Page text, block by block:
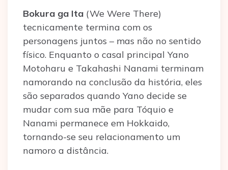
Bokura ga Ita (We Were There)
tecnicamente termina com os
personagens juntos – mas não no sentido
físico. Enquanto o casal principal Yano
Motoharu e Takahashi Nanami terminam
namorando na conclusão da história, eles
são separados quando Yano decide se
mudar com sua mãe para Tóquio e
Nanami permanece em Hokkaido,
tornando-se seu relacionamento um
namoro a distância.